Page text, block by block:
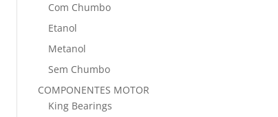
Com Chumbo
Etanol
Metanol
Sem Chumbo
COMPONENTES MOTOR
King Bearings